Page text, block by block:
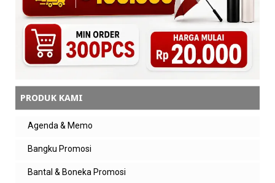
PRODUK KAMI
Agenda & Memo
Bangku Promosi
Bantal & Boneka Promosi